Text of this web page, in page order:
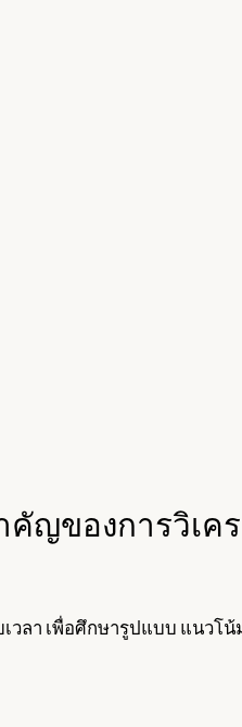
คัญของการวิเ
ลา เพื่อศึกษารูปแบบ แนวโ